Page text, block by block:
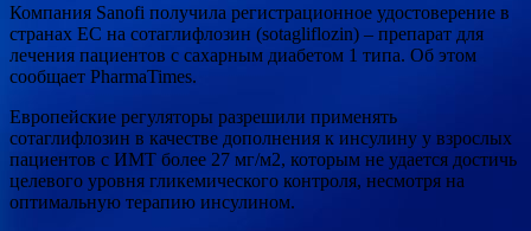
Компания Sanofi получила регистрационное удостоверение в
странах ЕС на сотаглифлозин (sotagliflozin) – препарат для
лечения пациентов с сахарным диабетом 1 типа. Об этом
сообщает PharmaTimes.
Европейские регуляторы разрешили применять
сотаглифлозин в качестве дополнения к инсулину у взрослых
пациентов с ИМТ более 27 мг/м2, которым не удается достичь
целевого уровня гликемического контроля, несмотря на
оптимальную терапию инсулином.